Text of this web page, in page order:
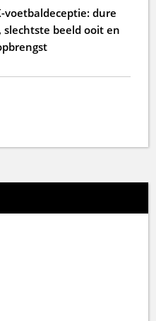
voetbaldeceptie: dure
beeld ooit en